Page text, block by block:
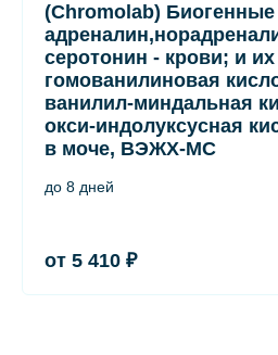
(Chromolab)
серотонин - крови; и
гомованилиновая
ванилил-миндальная
окси-индолуксусная
в моче, ВЭЖХ-МС
до 8 дней
от 5 410 ₽